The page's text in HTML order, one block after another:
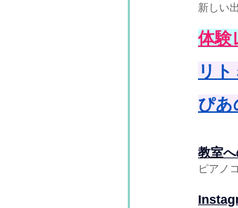
新しい
体験
リ
ぴあ
教室
ピアノ